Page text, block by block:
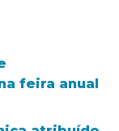
feira anual